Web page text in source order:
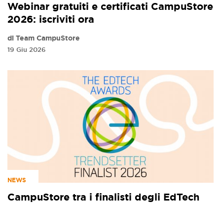
Webinar gratuiti e certificati CampuStore
2026: iscriviti ora
di Team CampuStore
19 Giu 2026
NEWS
CampuStore tra i finalisti degli EdTech